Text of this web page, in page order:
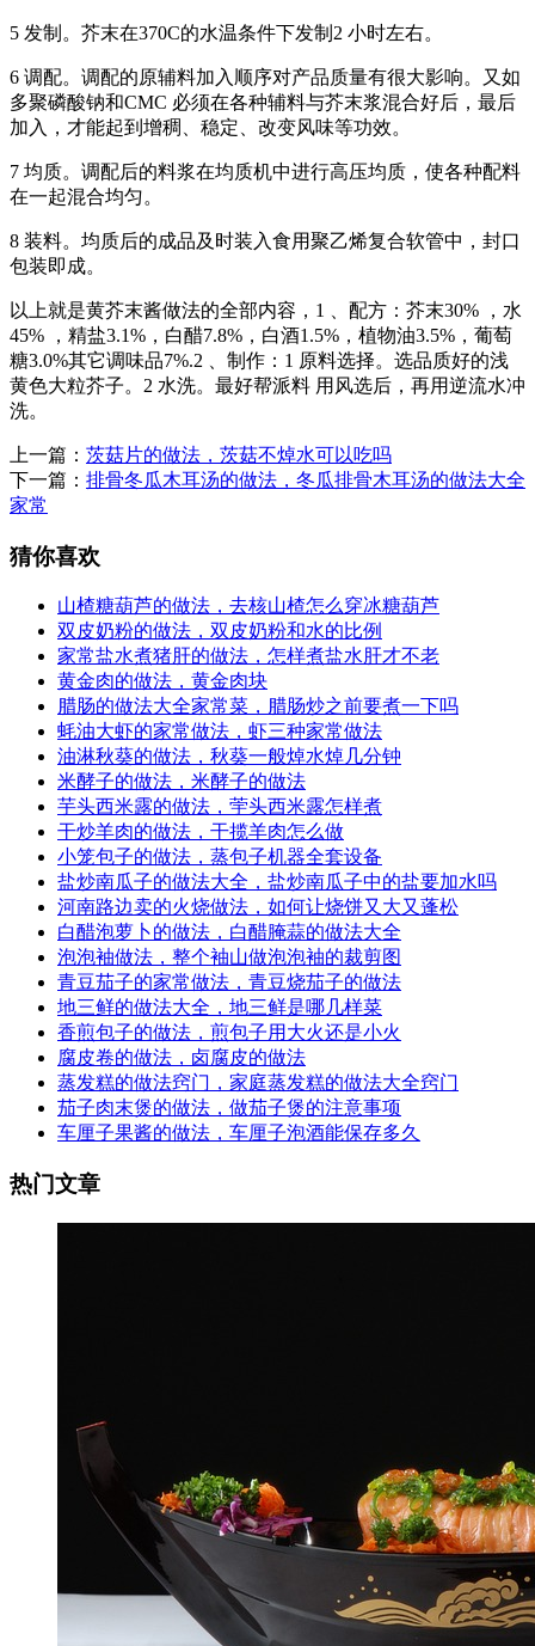
5 发制。芥末在370C的水温条件下发制2 小时左右。
6 调配。调配的原辅料加入顺序对产品质量有很大影响。又如
多聚磷酸钠和CMC 必须在各种辅料与芥末浆混合好后，最后
加入，才能起到增稠、稳定、改变风味等功效。
7 均质。调配后的料浆在均质机中进行高压均质，使各种配料
在一起混合均匀。
8 装料。均质后的成品及时装入食用聚乙烯复合软管中，封口
包装即成。
以上就是黄芥末酱做法的全部内容，1 、配方：芥末30% ，水
45% ，精盐3.1%，白醋7.8%，白酒1.5%，植物油3.5%，葡萄
糖3.0%其它调味品7%.2 、制作：1 原料选择。选品质好的浅
黄色大粒芥子。2 水洗。最好帮派料 用风选后，再用逆流水冲
洗。
上一篇： 茨菇片的做法，茨菇不焯水可以吃吗
下一篇： 排骨冬瓜木耳汤的做法，冬瓜排骨木耳汤的做法大全
家常
猜你喜欢
山楂糖葫芦的做法，去核山楂怎么穿冰糖葫芦
双皮奶粉的做法，双皮奶粉和水的比例
家常盐水煮猪肝的做法，怎样煮盐水肝才不老
黄金肉的做法，黄金肉块
腊肠的做法大全家常菜，腊肠炒之前要煮一下吗
蚝油大虾的家常做法，虾三种家常做法
油淋秋葵的做法，秋葵一般焯水焯几分钟
米酵子的做法，米酵子的做法
芋头西米露的做法，荢头西米露怎样煮
干炒羊肉的做法，干揽羊肉怎么做
小笼包子的做法，蒸包子机器全套设备
盐炒南瓜子的做法大全，盐炒南瓜子中的盐要加水吗
河南路边卖的火烧做法，如何让烧饼又大又蓬松
白醋泡萝卜的做法，白醋腌蒜的做法大全
泡泡袖做法，整个袖山做泡泡袖的裁剪图
青豆茄子的家常做法，青豆烧茄子的做法
地三鲜的做法大全，地三鲜是哪几样菜
香煎包子的做法，煎包子用大火还是小火
腐皮卷的做法，卤腐皮的做法
蒸发糕的做法窍门，家庭蒸发糕的做法大全窍门
茄子肉末煲的做法，做茄子煲的注意事项
车厘子果酱的做法，车厘子泡酒能保存多久
热门文章